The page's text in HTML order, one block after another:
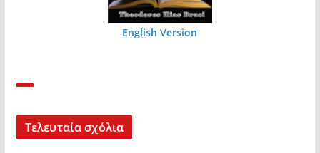
English Version
Τελευταία σχόλια